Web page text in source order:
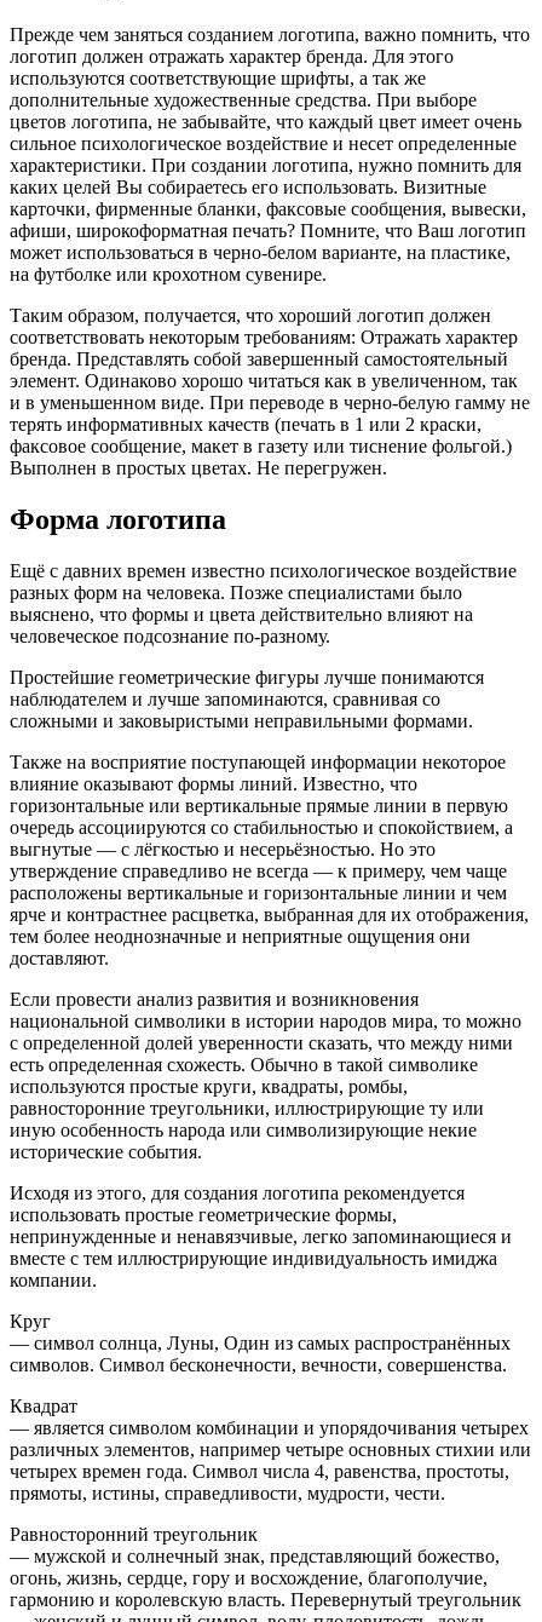
Прежде чем заняться созданием логотипа, важно помнить, что
логотип должен отражать характер бренда. Для этого
используются соответствующие шрифты, а так же
дополнительные художественные средства. При выборе
цветов логотипа, не забывайте, что каждый цвет имеет очень
сильное психологическое воздействие и несет определенные
характеристики. При создании логотипа, нужно помнить для
каких целей Вы собираетесь его использовать. Визитные
карточки, фирменные бланки, факсовые сообщения, вывески,
афиши, широкоформатная печать? Помните, что Ваш логотип
может использоваться в черно-белом варианте, на пластике,
на футболке или крохотном сувенире.
Таким образом, получается, что хороший логотип должен
соответствовать некоторым требованиям: Отражать характер
бренда. Представлять собой завершенный самостоятельный
элемент. Одинаково хорошо читаться как в увеличенном, так
и в уменьшенном виде. При переводе в черно-белую гамму не
терять информативных качеств (печать в 1 или 2 краски,
факсовое сообщение, макет в газету или тиснение фольгой.)
Выполнен в простых цветах. Не перегружен.
Форма логотипа
Ещё с давних времен известно психологическое воздействие
разных форм на человека. Позже специалистами было
выяснено, что формы и цвета действительно влияют на
человеческое подсознание по-разному.
Простейшие геометрические фигуры лучше понимаются
наблюдателем и лучше запоминаются, сравнивая со
сложными и заковыристыми неправильными формами.
Также на восприятие поступающей информации некоторое
влияние оказывают формы линий. Известно, что
горизонтальные или вертикальные прямые линии в первую
очередь ассоциируются со стабильностью и спокойствием, а
выгнутые — с лёгкостью и несерьёзностью. Но это
утверждение справедливо не всегда — к примеру, чем чаще
расположены вертикальные и горизонтальные линии и чем
ярче и контрастнее расцветка, выбранная для их отображения,
тем более неоднозначные и неприятные ощущения они
доставляют.
Если провести анализ развития и возникновения
национальной символики в истории народов мира, то можно
с определенной долей уверенности сказать, что между ними
есть определенная схожесть. Обычно в такой символике
используются простые круги, квадраты, ромбы,
равносторонние треугольники, иллюстрирующие ту или
иную особенность народа или символизирующие некие
исторические события.
Исходя из этого, для создания логотипа рекомендуется
использовать простые геометрические формы,
непринужденные и ненавязчивые, легко запоминающиеся и
вместе с тем иллюстрирующие индивидуальность имиджа
компании.
Круг
— символ солнца, Луны, Один из самых распространённых
символов. Символ бесконечности, вечности, совершенства.
Квадрат
— является символом комбинации и упорядочивания четырех
различных элементов, например четыре основных стихии или
четырех времен года. Символ числа 4, равенства, простоты,
прямоты, истины, справедливости, мудрости, чести.
Равносторонний треугольник
— мужской и солнечный знак, представляющий божество,
огонь, жизнь, сердце, гору и восхождение, благополучие,
гармонию и королевскую власть. Перевернутый треугольник